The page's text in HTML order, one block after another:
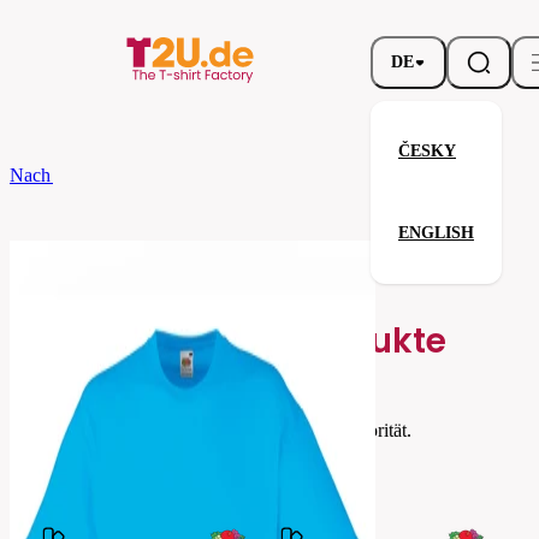
DE
ČESKY
ENGLISH
Nach dem Brand
Parameter
Marke
Verwandte Produkte
Ihre Zufriedenheit ist unsere Priorität.